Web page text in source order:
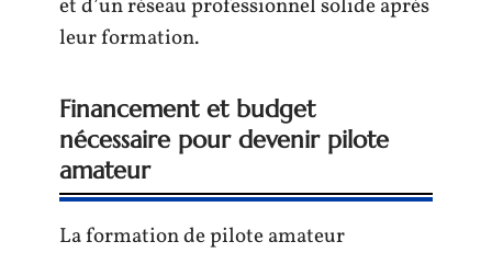
et d’un réseau professionnel solide après
leur formation.
Financement et budget
nécessaire pour devenir pilote
amateur
La formation de pilote amateur